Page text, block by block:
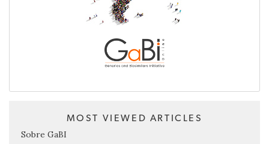
MOST VIEWED ARTICLES
Sobre GaBI